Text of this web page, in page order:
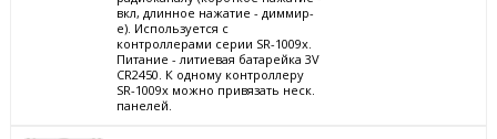
вкл, длинное нажатие - диммир-
е). Используется с
контроллерами серии SR-1009х.
Питание - литиевая батарейка 3V
CR2450. К одному контроллеру
SR-1009х можно привязать неск.
панелей.